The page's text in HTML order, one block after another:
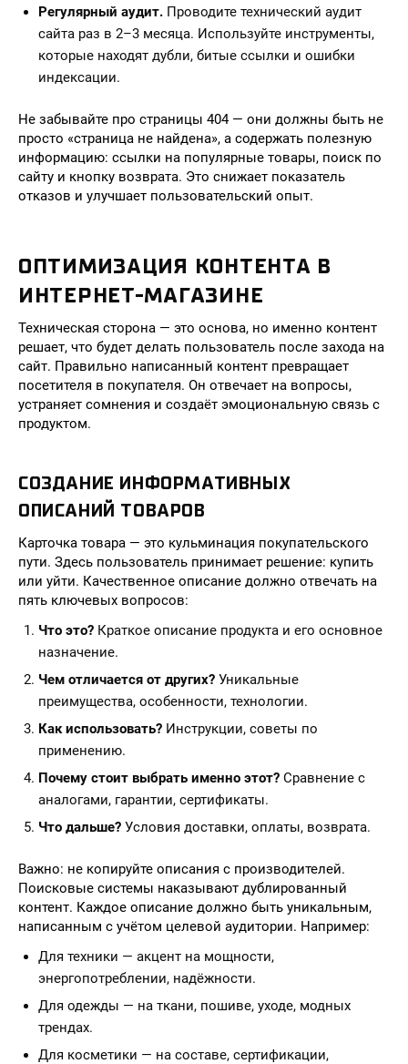
Регулярный аудит. Проводите технический аудит
сайта раз в 2–3 месяца. Используйте инструменты,
которые находят дубли, битые ссылки и ошибки
индексации.
Не забывайте про страницы 404 — они должны быть не
просто «страница не найдена», а содержать полезную
информацию: ссылки на популярные товары, поиск по
сайту и кнопку возврата. Это снижает показатель
отказов и улучшает пользовательский опыт.
ОПТИМИЗАЦИЯ КОНТЕНТА В
ИНТЕРНЕТ-МАГАЗИНЕ
Техническая сторона — это основа, но именно контент
решает, что будет делать пользователь после захода на
сайт. Правильно написанный контент превращает
посетителя в покупателя. Он отвечает на вопросы,
устраняет сомнения и создаёт эмоциональную связь с
продуктом.
СОЗДАНИЕ ИНФОРМАТИВНЫХ
ОПИСАНИЙ ТОВАРОВ
Карточка товара — это кульминация покупательского
пути. Здесь пользователь принимает решение: купить
или уйти. Качественное описание должно отвечать на
пять ключевых вопросов:
Что это? Краткое описание продукта и его основное
назначение.
Чем отличается от других? Уникальные
преимущества, особенности, технологии.
Как использовать? Инструкции, советы по
применению.
Почему стоит выбрать именно этот? Сравнение с
аналогами, гарантии, сертификаты.
Что дальше? Условия доставки, оплаты, возврата.
Важно: не копируйте описания с производителей.
Поисковые системы наказывают дублированный
контент. Каждое описание должно быть уникальным,
написанным с учётом целевой аудитории. Например:
Для техники — акцент на мощности,
энергопотреблении, надёжности.
Для одежды — на ткани, пошиве, уходе, модных
трендах.
Для косметики — на составе, сертификации,